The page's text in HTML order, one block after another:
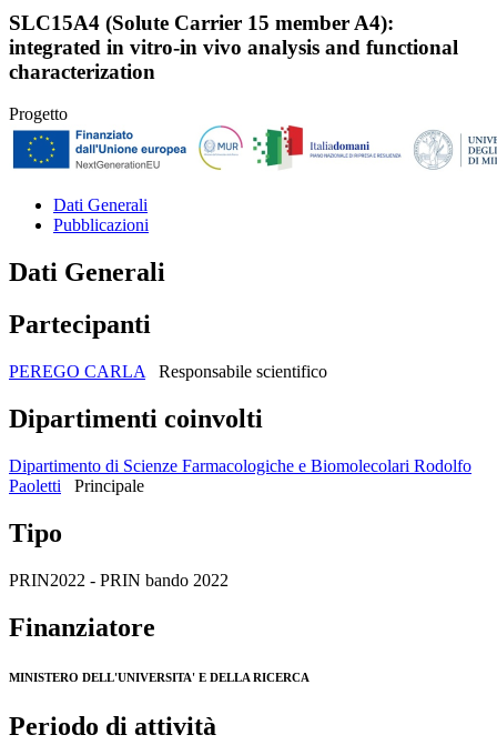
SLC15A4 (Solute Carrier 15 member A4):
integrated in vitro-in vivo analysis and functional
characterization
Progetto
Dati Generali
Pubblicazioni
Dati Generali
Partecipanti
PEREGO CARLA Responsabile scientifico
Dipartimenti coinvolti
Dipartimento di Scienze Farmacologiche e Biomolecolari Rodolfo
Paoletti
Principale
Tipo
PRIN2022 - PRIN bando 2022
Finanziatore
MINISTERO DELL'UNIVERSITA' E DELLA RICERCA
Periodo di attività